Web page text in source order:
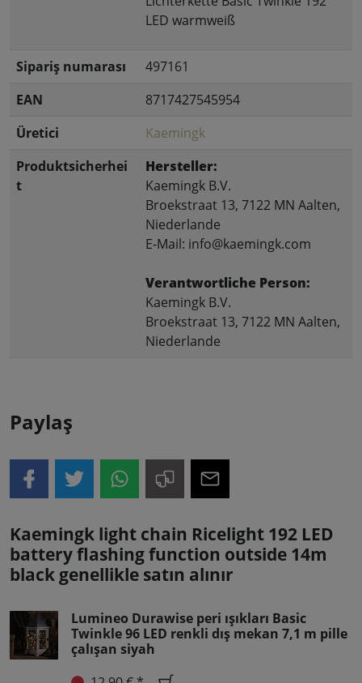
LED warmweiß
Sipariş numarası
497161
EAN
8717427545954
Üretici
Kaemingk
Produktsicherhei
t
Hersteller:
Kaemingk B.V.
Broekstraat 13, 7122 MN Aalten,
Niederlande
E-Mail: info@kaemingk.com
Verantwortliche Person:
Kaemingk B.V.
Broekstraat 13, 7122 MN Aalten,
Niederlande
Paylaş
Kaemingk light chain Ricelight 192 LED
battery flashing function outside 14m
black genellikle satın alınır
Lumineo Durawise peri ışıkları Basic
Twinkle 96 LED renkli dış mekan 7,1 m pille
çalışan siyah